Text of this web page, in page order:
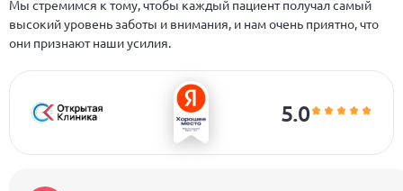
Мы стремимся к тому, чтобы каждый пациент получал самый
высокий уровень заботы и внимания, и нам очень приятно, что
они признают наши усилия.
5.0